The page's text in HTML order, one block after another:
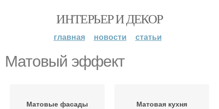
ИНТЕРЬЕР И ДЕКОР
главная новости статьи
Матовый эффект
Матовые фасады Матовая кухня